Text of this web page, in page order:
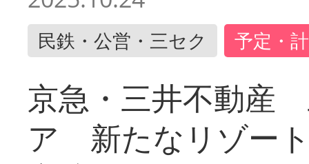
民鉄・公営・三セク 予定・
京急・三井不動産
ア 新たなリゾー